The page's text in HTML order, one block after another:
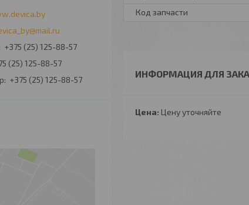
Код запчасти
ИНФОРМАЦИЯ ДЛЯ
Цена: Цену уточняйте
+375 (25) 125-88-57
(25) 125-88-57
+375 (25) 125-88-57